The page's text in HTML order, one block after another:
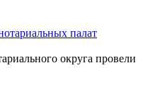
палат
округа провели